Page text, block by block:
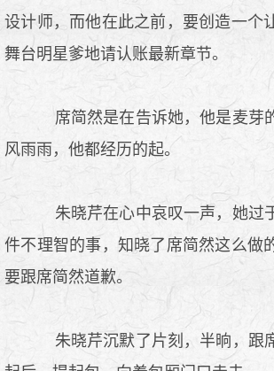
设计师，而他在此之前，要创造一个
舞台明星爹地请认账最新章节。
席简然是在告诉她，他是麦芽
风雨雨，他都经历的起。
朱晓芹在心中哀叹一声，她过
件不理智的事，知晓了席简然这么做
要跟席简然道歉。
朱晓芹沉默了片刻，半晌，跟